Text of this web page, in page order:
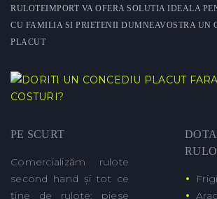
RULOTEIMPORT VA OFERA SOLUTIA IDEALA
CU FAMILIA SI PRIETENII DUMNEAVOSTRA UN
PLACUT
PE SCURT
Comercializăm rulote
second hand și tot ce
ține de rulote: piese